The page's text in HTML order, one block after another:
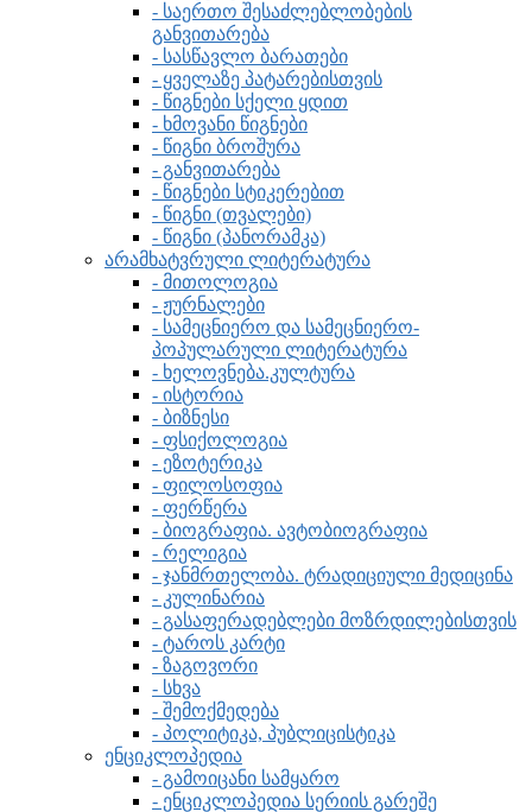
- საერთო შესაძლებლობების
განვითარება
- სასწავლო ბარათები
- ყველაზე პატარებისთვის
- წიგნები სქელი ყდით
- ხმოვანი წიგნები
- წიგნი ბროშურა
- განვითარება
- წიგნები სტიკერებით
- წიგნი (თვალები)
- წიგნი (პანორამკა)
არამხატვრული ლიტერატურა
- მითოლოგია
- ჟურნალები
- სამეცნიერო და სამეცნიერო-
პოპულარული ლიტერატურა
- ხელოვნება.კულტურა
- ისტორია
- ბიზნესი
- ფსიქოლოგია
- ეზოტერიკა
- ფილოსოფია
- ფერწერა
- ბიოგრაფია. ავტობიოგრაფია
- რელიგია
- ჯანმრთელობა. ტრადიციული მედიცინა
- კულინარია
- გასაფერადებლები მოზრდილებისთვის
- ტაროს კარტი
- ზაგოვორი
- სხვა
- შემოქმედება
- პოლიტიკა, პუბლიცისტიკა
ენციკლოპედია
- გამოიცანი სამყარო
- ენციკლოპედია სერიის გარეშე